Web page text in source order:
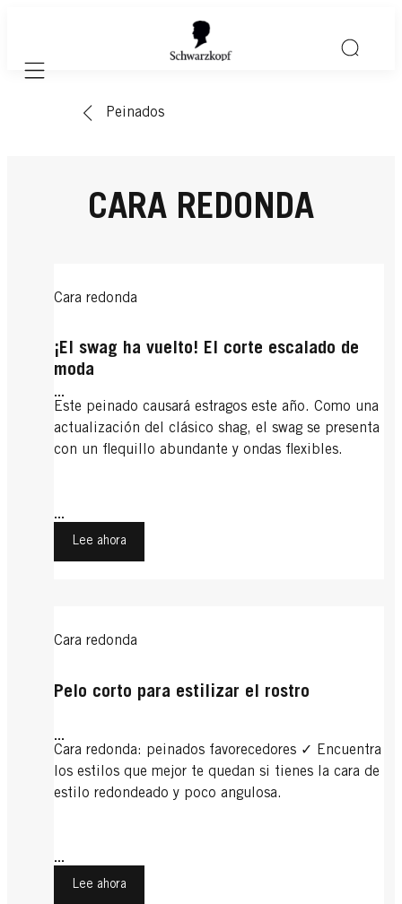
Mobile navigation
Peinados
CARA REDONDA
Cara redonda
¡El swag ha vuelto! El corte escalado de
moda
...
Este peinado causará estragos este año. Como una
actualización del clásico shag, el swag se presenta
con un flequillo abundante y ondas flexibles.
...
Lee ahora
Cara redonda
Pelo corto para estilizar el rostro
...
Cara redonda: peinados favorecedores ✓ Encuentra
los estilos que mejor te quedan si tienes la cara de
estilo redondeado y poco angulosa.
...
Lee ahora